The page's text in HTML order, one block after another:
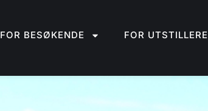
FOR BESØKENDE FOR UTSTILLERE